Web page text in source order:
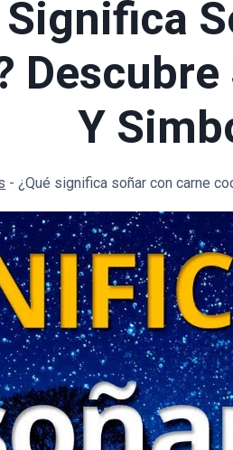
Significa
Y
- ¿Qué significa soñar con carne